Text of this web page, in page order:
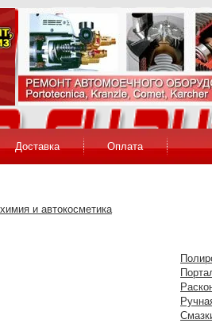
Доставка Оплата
и автокосметика